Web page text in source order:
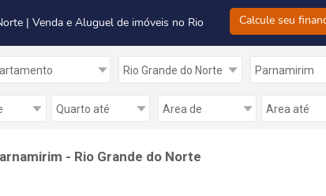
| Venda e Aluguel de imóveis no Rio
Calcule seu
- Rio Grande do Norte